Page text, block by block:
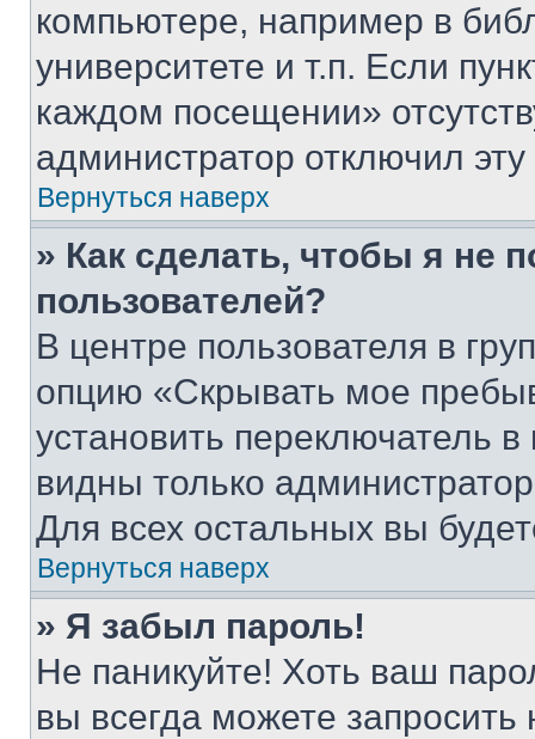
компьютере, например в
университете и т.п. Если
каждом посещении»
администратор отключил
Вернуться наверх
» Как сделать, чтобы я не
пользователей?
В центре пользователя в
опцию «Скрывать мое
установить переключатель
видны только
Для всех остальных вы
Вернуться наверх
» Я забыл пароль!
Не паникуйте! Хоть ваш
вы всегда можете